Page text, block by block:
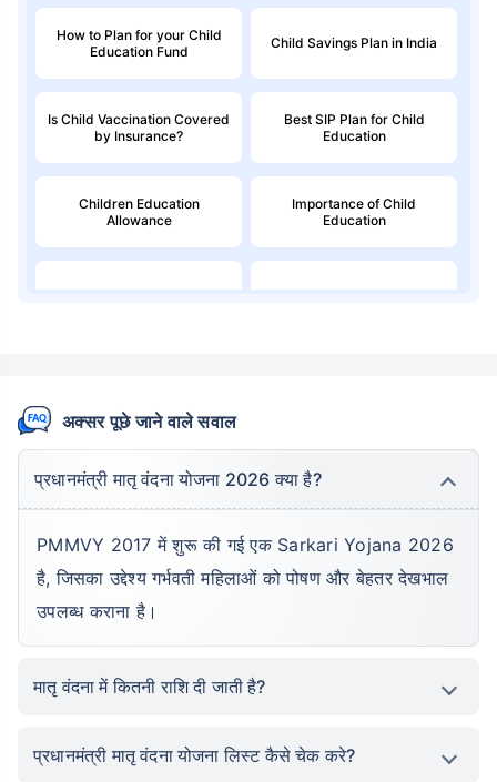
How to Plan for your Child
Education Fund
Child Savings Plan in India
Is Child Vaccination Covered
by Insurance?
Best SIP Plan for Child
Education
Children Education
Allowance
Importance of Child
Education
अक्सर पूछे जाने वाले सवाल
प्रधानमंत्री मातृ वंदना योजना 2026 क्या है?
PMMVY 2017 में शुरू की गई एक Sarkari Yojana 2026
है, जिसका उद्देश्य गर्भवती महिलाओं को पोषण और बेहतर देखभाल
उपलब्ध कराना है।
मातृ वंदना में कितनी राशि दी जाती है?
प्रधानमंत्री मातृ वंदना योजना लिस्ट कैसे चेक करे?